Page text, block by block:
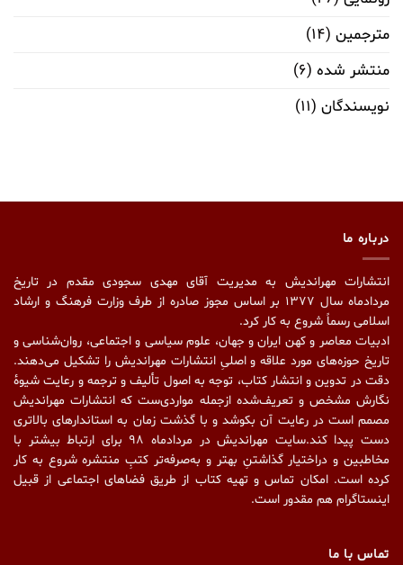
مترجمین (۱۴)
منتشر شده (۶)
نویسندگان (۱۱)
درباره ما
انتشارات مهراندیش به مدیریت آقای مهدی سجودی مقدم در تاریخ
مردادماه سال ۱۳۷۷ بر اساس مجوز صادره از طرف وزارت فرهنگ و ارشاد
اسلامی رسماً شروع به کار کرد.
ادبیات معاصر و کهن ایران و جهان، علوم سیاسی و اجتماعی، روان‌شناسی و
تاریخ حوزه‌های مورد علاقه و اصلیِ انتشارات مهراندیش را تشکیل می‌دهند.
دقت در تدوین و انتشار کتاب،‌ توجه به اصول تألیف و ترجمه و رعایت شیوهٔ
نگارش مشخص و تعریف‌شده ازجمله مواردی‌ست که انتشارات مهراندیش
مصمم است در رعایت آن بکوشد و با گذشت زمان به استاندارهای بالاتری
دست پیدا کند.سایت مهراندیش در مردادماه ۹۸ برای ارتباط بیشتر با
مخاطبین و دراختیار گذاشتنِ بهتر و به‌صرفه‌تر کتبِ منتشره شروع به کار
کرده است. امکان تماس و تهیه کتاب از طریق فضاهای اجتماعی از قبیل
اینستاگرام هم مقدور است.
تماس با ما